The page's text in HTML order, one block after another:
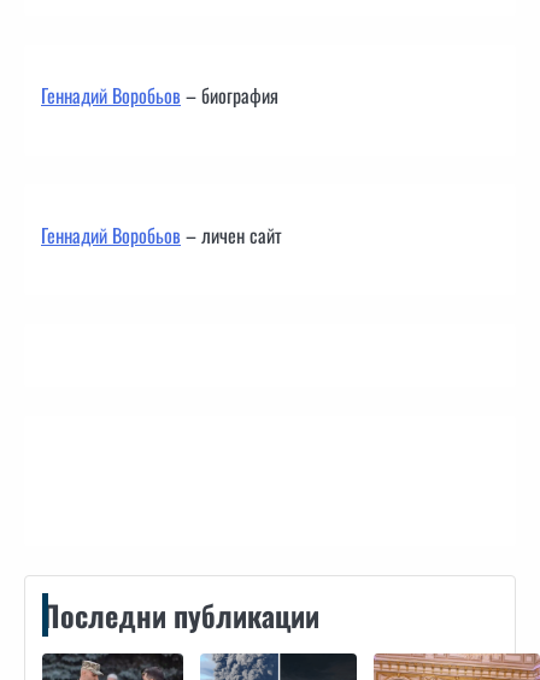
Геннадий Воробьов– биография
Геннадий Воробьов– личен сайт
Последни публикации